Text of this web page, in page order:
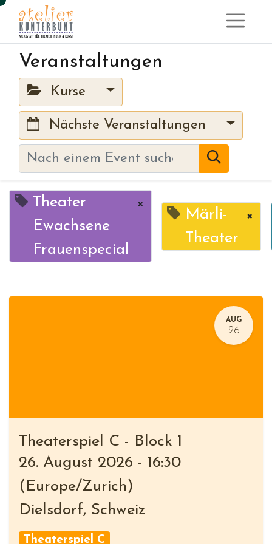
Veranstaltungen
Kurse
Nächste Veranstaltungen
Theater
Ewachsene
Frauenspecial
×
Märli-
Theater
×
AUG
26
Theaterspiel C - Block 1
26. August 2026 - 16:30
( Europe/Zurich )
Dielsdorf, Schweiz
Theaterspiel C